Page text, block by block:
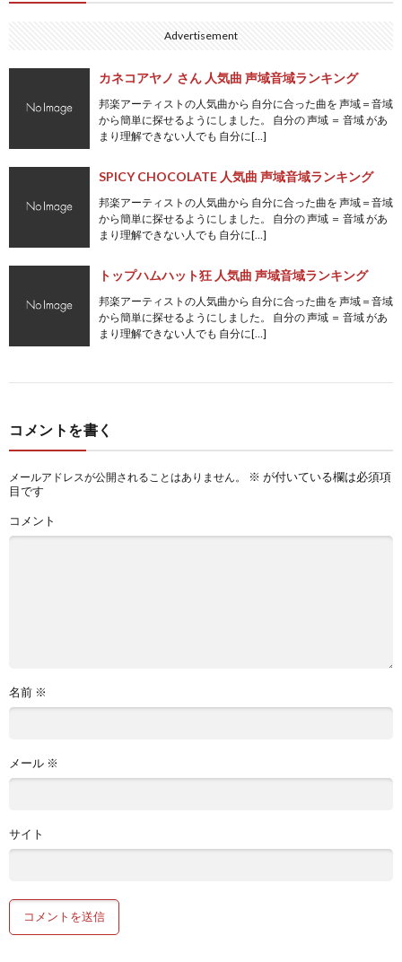
Advertisement
カネコアヤノ さん 人気曲 声域音域ランキング
邦楽アーティストの人気曲から 自分に合った曲を 声域＝音域
から簡単に探せるようにしました。 自分の 声域 ＝ 音域 があ
まり理解できない人でも 自分に[…]
SPICY CHOCOLATE 人気曲 声域音域ランキング
邦楽アーティストの人気曲から 自分に合った曲を 声域＝音域
から簡単に探せるようにしました。 自分の 声域 ＝ 音域 があ
まり理解できない人でも 自分に[…]
トップハムハット狂 人気曲 声域音域ランキング
邦楽アーティストの人気曲から 自分に合った曲を 声域＝音域
から簡単に探せるようにしました。 自分の 声域 ＝ 音域 があ
まり理解できない人でも 自分に[…]
コメントを書く
メールアドレスが公開されることはありません。 ※ が付いている欄は必須項
目です
コメント
名前 ※
メール ※
サイト